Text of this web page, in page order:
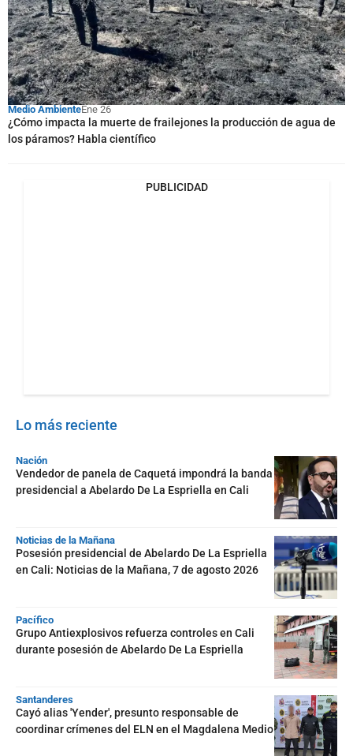
Medio AmbienteEne 26
¿Cómo impacta la muerte de frailejones la producción de agua de
los páramos? Habla científico
PUBLICIDAD
Lo más reciente
Nación
Vendedor de panela de Caquetá impondrá la banda
presidencial a Abelardo De La Espriella en Cali
Noticias de la Mañana
Posesión presidencial de Abelardo De La Espriella
en Cali: Noticias de la Mañana, 7 de agosto 2026
Pacífico
Grupo Antiexplosivos refuerza controles en Cali
durante posesión de Abelardo De La Espriella
Santanderes
Cayó alias 'Yender', presunto responsable de
coordinar crímenes del ELN en el Magdalena Medio